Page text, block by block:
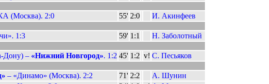
(Москва). 2:0 55' 2:0 И. Акинфеев
1:3 59' 1:1 Н. Заболотный
Дону) – «Нижний Новгород». 1:2 45' 1:2 v! С. Песьяков
– «Динамо» (Москва). 2:2 71' 2:2
А. Шунин